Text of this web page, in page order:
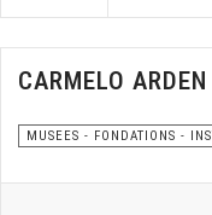
CARMELO
MUSEES - FONDATIONS -